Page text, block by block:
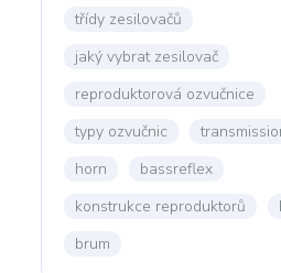
třídy zesilovačů
jaký vybrat zesilovač
reproduktorová ozvučnice
typy ozvučnic
horn
bassreflex
konstrukce reproduktorů
brum